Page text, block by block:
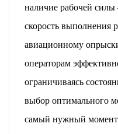
наличие рабочей
скорость выполнения
авиационному
операторам
ограничиваясь
выбор оптимального
самый нужный